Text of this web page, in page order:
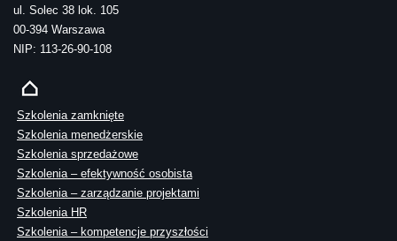
ul. Solec 38 lok. 105
00-394 Warszawa
NIP: 113-26-90-108
Szkolenia zamknięte
Szkolenia menedżerskie
Szkolenia sprzedażowe
Szkolenia – efektywność osobista
Szkolenia – zarządzanie projektami
Szkolenia HR
Szkolenia – kompetencje przyszłości